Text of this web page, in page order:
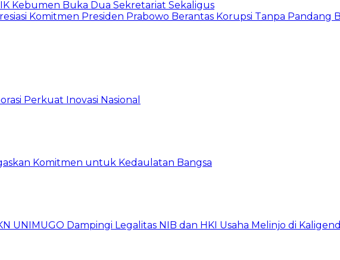
Kebumen Buka Dua Sekretariat Sekaligus
Komitmen Presiden Prabowo Berantas Korupsi Tanpa Pandang
Perkuat Inovasi Nasional
Komitmen untuk Kedaulatan Bangsa
UNIMUGO Dampingi Legalitas NIB dan HKI Usaha Melinjo di